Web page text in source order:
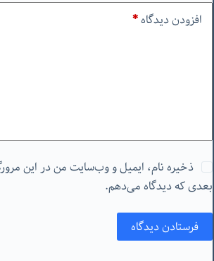
افزودن دیدگاه*
ذخیره نام، ایمیل و وب‌سایت من در این
بعدی که دیدگاه می‌دهم.
فرستادن دیدگاه